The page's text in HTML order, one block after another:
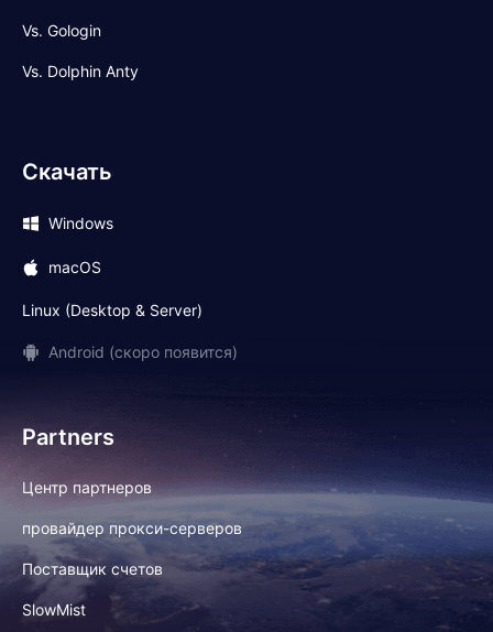
Vs. Gologin
Vs. Dolphin Anty
Скачать
Windows
macOS
Linux (Desktop & Server)
Android (скоро появится)
Partners
Центр партнеров
провайдер прокси-серверов
Поставщик счетов
SlowMist